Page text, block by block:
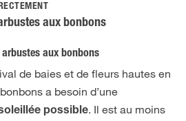
aux bonbons
aux bonbons
de baies et de fleurs hautes en
a besoin d’une
possible. Il est au moins